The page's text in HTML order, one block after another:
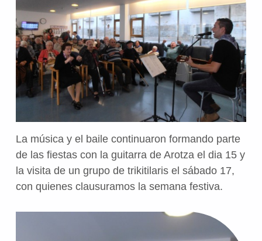
La música y el baile continuaron formando parte
de las fiestas con la guitarra de Arotza el dia 15 y
la visita de un grupo de trikitilaris el sábado 17,
con quienes clausuramos la semana festiva.